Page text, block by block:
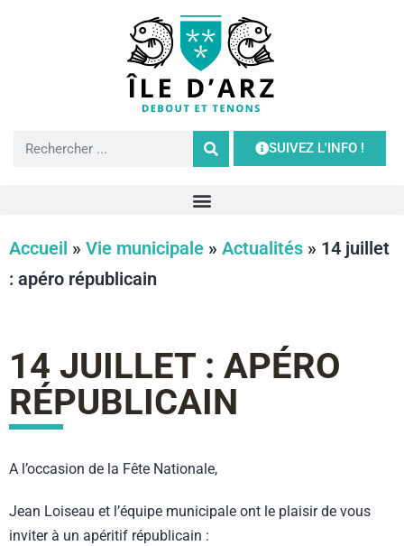
SUIVEZ L'INFO !
Accueil » Vie municipale » Actualités » 14 juillet
: apéro républicain
14 JUILLET : APÉRO
RÉPUBLICAIN
A l’occasion de la Fête Nationale,
Jean Loiseau et l’équipe municipale ont le plaisir de vous
inviter à un apéritif républicain :